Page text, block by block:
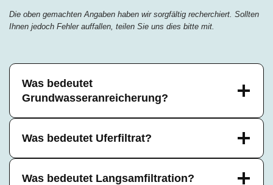
Die oben gemachten Angaben haben wir sorgfältig recherchiert. Sollten
Ihnen jedoch Fehler auffallen, teilen Sie uns dies bitte mit.
Was bedeutet
Grundwasseranreicherung?
Was bedeutet Uferfiltrat?
Was bedeutet Langsamfiltration?